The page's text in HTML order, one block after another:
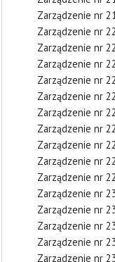
Zarządzenie nr
Zarządzenie nr
Zarządzenie nr
Zarządzenie nr
Zarządzenie nr
Zarządzenie nr
Zarządzenie nr
Zarządzenie nr
Zarządzenie nr
Zarządzenie nr
Zarządzenie nr
Zarządzenie nr
Zarządzenie nr
Zarządzenie nr
Zarządzenie nr
Zarządzenie nr